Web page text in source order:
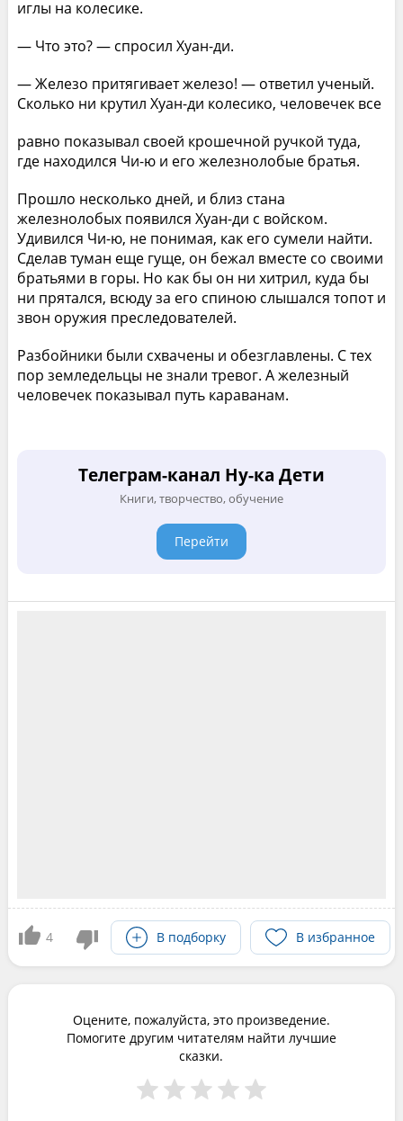
иглы на колесике.
— Что это? — спросил Хуан-ди.
— Железо притягивает железо! — ответил ученый.
Сколько ни крутил Хуан-ди колесико, человечек все
равно показывал своей крошечной ручкой туда,
где находился Чи-ю и его железнолобые братья.
Прошло несколько дней, и близ стана
железнолобых появился Хуан-ди с войском.
Удивился Чи-ю, не понимая, как его сумели найти.
Сделав туман еще гуще, он бежал вместе со своими
братьями в горы. Но как бы он ни хитрил, куда бы
ни прятался, всюду за его спиною слышался топот и
звон оружия преследователей.
Разбойники были схвачены и обезглавлены. С тех
пор земледельцы не знали тревог. А железный
человечек показывал путь караванам.
Телеграм-канал Ну-ка Дети
Книги, творчество, обучение
Перейти
4 В подборку В избранное
Оцените, пожалуйста, это произведение.
Помогите другим читателям найти лучшие
сказки.